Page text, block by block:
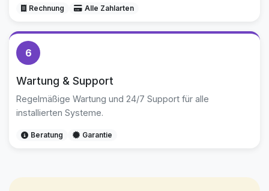
Rechnung Alle Zahlarten
6
Wartung & Support
Regelmäßige Wartung und 24/7 Support für alle
installierten Systeme.
Beratung Garantie